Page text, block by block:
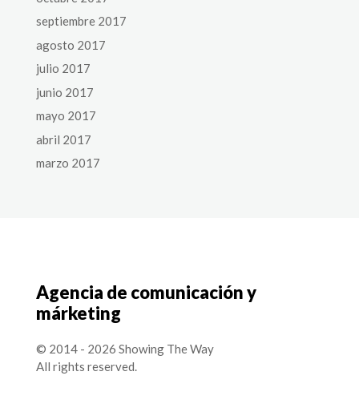
septiembre 2017
agosto 2017
julio 2017
junio 2017
mayo 2017
abril 2017
marzo 2017
Agencia de comunicación y
márketing
© 2014 - 2026 Showing The Way
All rights reserved.